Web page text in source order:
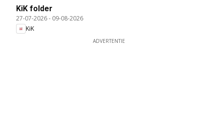
KiK folder
27-07-2026- 09-08-2026
KiK
ADVERTENTIE